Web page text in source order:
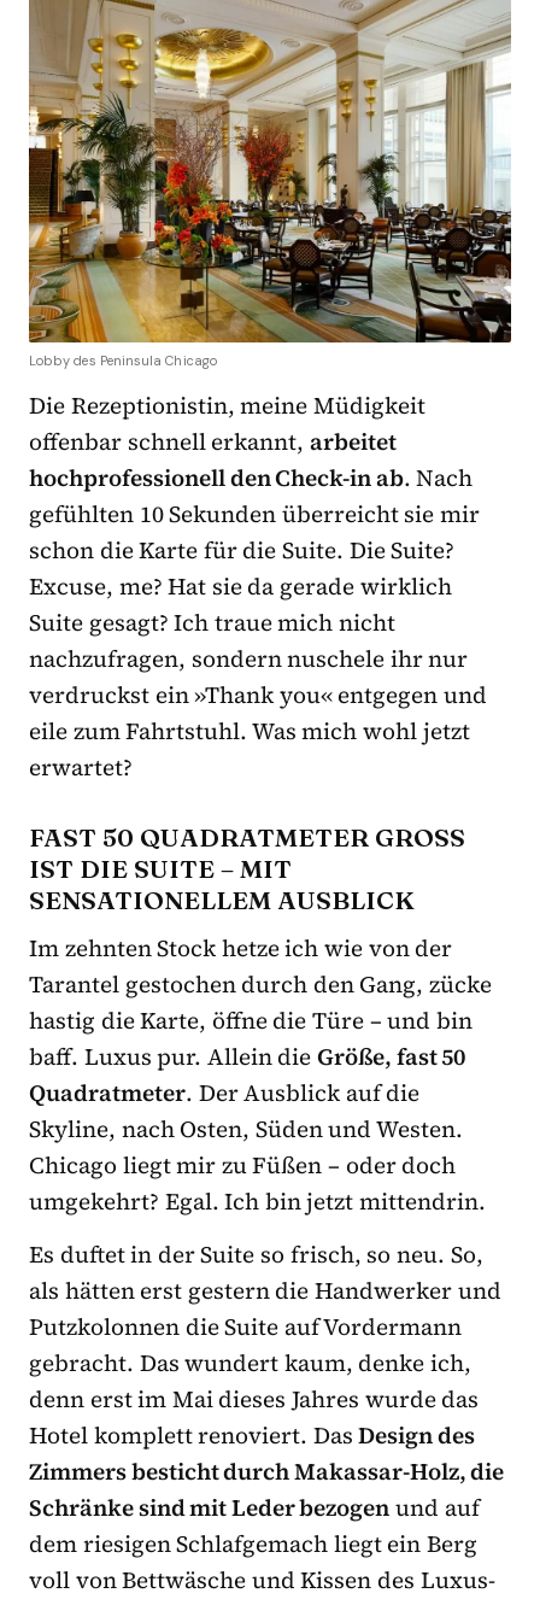
Lobby des Peninsula Chicago
Die Rezeptionistin, meine Müdigkeit
offenbar schnell erkannt, arbeitet
hochprofessionell den Check-in ab. Nach
gefühlten 10 Sekunden überreicht sie mir
schon die Karte für die Suite. Die Suite?
Excuse, me? Hat sie da gerade wirklich
Suite gesagt? Ich traue mich nicht
nachzufragen, sondern nuschele ihr nur
verdruckst ein »Thank you« entgegen und
eile zum Fahrtstuhl. Was mich wohl jetzt
erwartet?
FAST 50 QUADRATMETER GROSS I
ST DIE SUITE – MIT S
ENSATIONELLEM AUSBLICK
Im zehnten Stock hetze ich wie von der
Tarantel gestochen durch den Gang, zücke
hastig die Karte, öffne die Türe – und bin
baff. Luxus pur. Allein dieGröße, fast 50
Quadratmeter. Der Ausblick auf die
Skyline, nach Osten, Süden und Westen.
Chicago liegt mir zu Füßen – oder doch
umgekehrt? Egal. Ich bin jetzt mittendrin.
Es duftet in der Suite so frisch, so neu. So,
als hätten erst gestern die Handwerker und
Putzkolonnen die Suite auf Vordermann
gebracht. Das wundert kaum, denke ich,
denn erst im Mai dieses Jahres wurde das
Hotel komplett renoviert. DasDesign des
Zimmers besticht durch Makassar-Holz, die
Schränke sind mit Leder bezogenund auf
dem riesigen Schlafgemach liegt ein Berg
voll von Bettwäsche und Kissen des Luxus-